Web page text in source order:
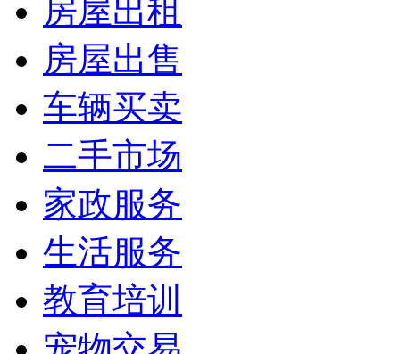
房屋出租
房屋出售
车辆买卖
二手市场
家政服务
生活服务
教育培训